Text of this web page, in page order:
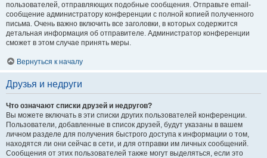
пользователей, отправляющих подобные сообщения. Отправьте email-
сообщение администратору конференции с полной копией полученного
письма. Очень важно включить все заголовки, в которых содержится
детальная информация об отправителе. Администратор конференции
сможет в этом случае принять меры.
Вернуться к началу
Друзья и недруги
Что означают списки друзей и недругов?
Вы можете включать в эти списки других пользователей конференции.
Пользователи, добавленные в список друзей, будут указаны в вашем
личном разделе для получения быстрого доступа к информации о том,
находятся ли они сейчас в сети, и для отправки им личных сообщений.
Сообщения от этих пользователей также могут выделяться, если это